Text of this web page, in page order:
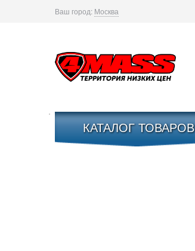
Ваш город: Москва
КАТАЛОГ ТОВАРОВ